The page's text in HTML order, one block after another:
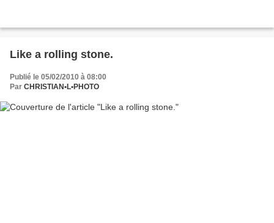
Like a rolling stone.
Publié le 05/02/2010 à 08:00
Par CHRISTIAN•L•PHOTO